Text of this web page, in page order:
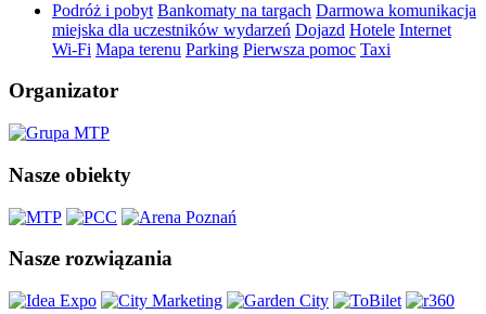
Podróż i pobyt Bankomaty na targach Darmowa komunikacja
miejska dla uczestników wydarzeń Dojazd Hotele Internet
Wi-Fi Mapa terenu Parking Pierwsza pomoc Taxi
Organizator
Nasze obiekty
Nasze rozwiązania